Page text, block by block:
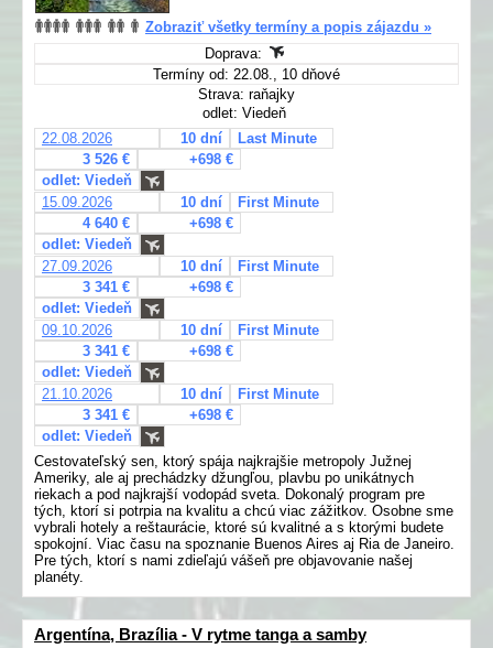
Zobraziť všetky termíny a popis zájazdu »
Doprava:
Termíny od: 22.08., 10 dňové
Strava: raňajky
odlet: Viedeň
22.08.2026
10 dní
Last Minute
3 526 €
+698 €
odlet: Viedeň
15.09.2026
10 dní
First Minute
4 640 €
+698 €
odlet: Viedeň
27.09.2026
10 dní
First Minute
3 341 €
+698 €
odlet: Viedeň
09.10.2026
10 dní
First Minute
3 341 €
+698 €
odlet: Viedeň
21.10.2026
10 dní
First Minute
3 341 €
+698 €
odlet: Viedeň
Cestovateľský sen, ktorý spája najkrajšie metropoly Južnej
Ameriky, ale aj prechádzky džungľou, plavbu po unikátnych
riekach a pod najkrajší vodopád sveta. Dokonalý program pre
tých, ktorí si potrpia na kvalitu a chcú viac zážitkov. Osobne sme
vybrali hotely a reštaurácie, ktoré sú kvalitné a s ktorými budete
spokojní. Viac času na spoznanie Buenos Aires aj Ria de Janeiro.
Pre tých, ktorí s nami zdieľajú vášeň pre objavovanie našej
planéty.
Argentína, Brazília - V rytme tanga a samby